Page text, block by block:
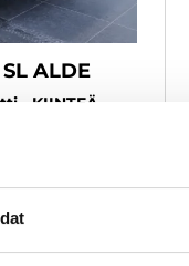
ALDE
- KIINTEÄ
-
7000 €**
5